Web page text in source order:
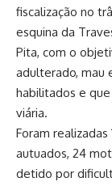
fiscalização no
esquina da
Pita, com o
adulterado, mau
habilitados e
viária.
Foram
autuados, 24
detido por